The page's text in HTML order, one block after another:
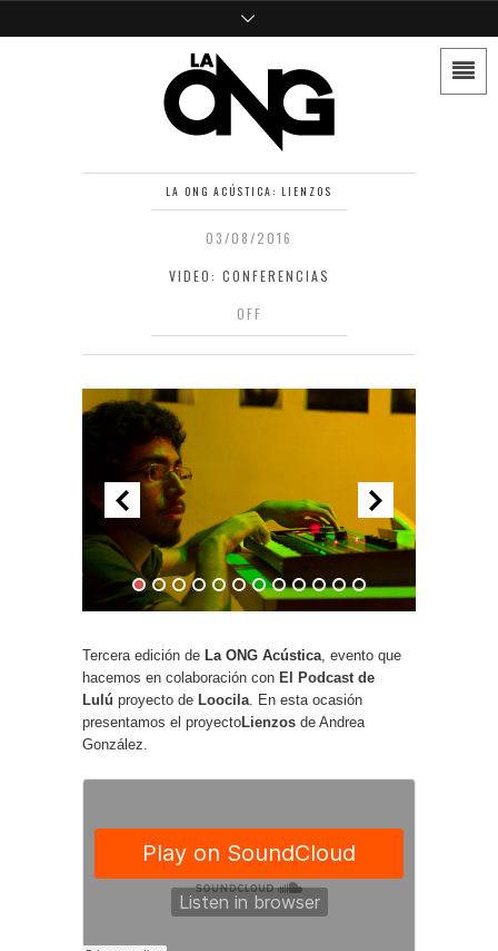
LA ONG ACÚSTICA: LIENZOS
03/08/2016
VIDEO: CONFERENCIAS
OFF
Tercera edición de La ONG Acústica, evento que
hacemos en colaboración con El Podcast de
Lulú proyecto de Loocila. En esta ocasión
presentamos el proyectoLienzos de Andrea
González.